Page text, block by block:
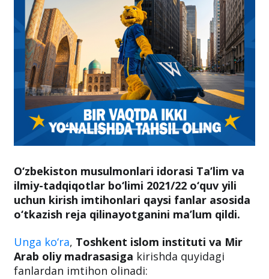
O‘zbekiston musulmonlari idorasi Ta’lim va
ilmiy-tadqiqotlar bo‘limi 2021/22 o‘quv yili
uchun kirish imtihonlari qaysi fanlar asosida
o‘tkazish reja qilinayotganini ma’lum qildi.
Unga ko‘ra, Toshkent islom instituti va Mir
Arab oliy madrasasiga kirishda quyidagi
fanlardan imtihon olinadi: